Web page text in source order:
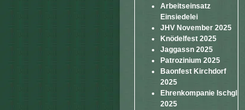
Arbeitseinsatz
Einsiedelei
JHV November 2025
Knödelfest 2025
Jaggassn 2025
Patrozinium 2025
Baonfest Kirchdorf
2025
Ehrenkompanie Ischgl
2025